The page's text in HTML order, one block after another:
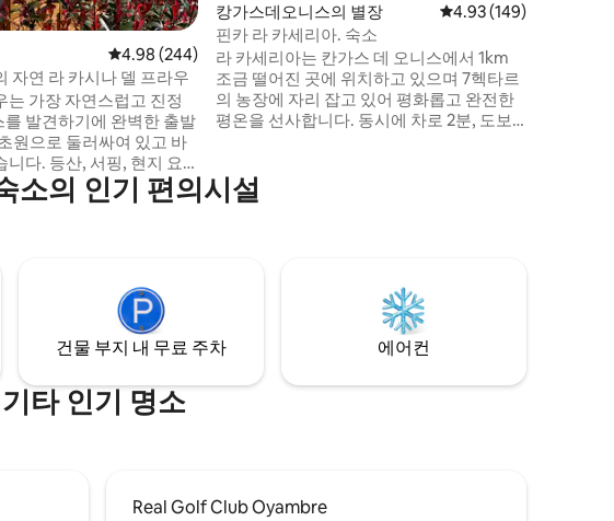
개
평점 4.98점(5점 만점), 후기 244개
4.98 (244)
자연 라 카시나 델 프라우
는 가장 자연스럽고 진정
발견하기에 완벽한 출발
원으로 둘러싸여 있고 바
니다. 등산, 서핑, 현지 요
람들에게 이상적이며 해변
르게 이동할 수 있습니다.
활동적인 하루를 보낸
있는 곳입니다.
캉가스데오니스의 별장 평점 4.93점(5점 만점),
4.93 (149)
핀카 라 카세리아. 숙소
라 카세리아는 칸가스 데 오니스에서 1km
조금 떨어진 곳에 위치하고 있으며 7헥타르
의 농장에 자리 잡고 있어 평화롭고 완전한
평온을 선사합니다. 동시에 차로 2분, 도보
피코스 데 유럽 국립 공원(차로 15분) 근처에
위치하고 있습니다. 아름다운 해변과 그림
소의 인기 편의시설
건물 부지 내 무료 주차 에어컨
타 인기 명소
Real Golf Club Oyambre